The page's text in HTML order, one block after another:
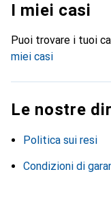
I miei casi
Puoi trovare i tuoi
miei casi
Le nostre
Politica sui resi
Condizioni di